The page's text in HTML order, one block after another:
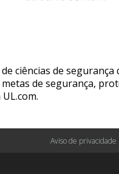
ciências de segurança
de segurança,
Aviso de privacidade